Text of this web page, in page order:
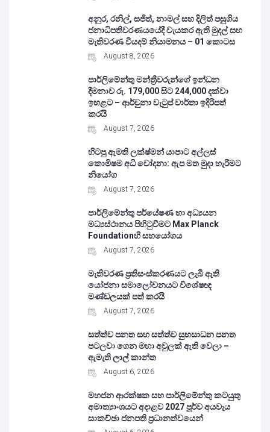
අනුර, රනිල්, සජිත්, නාමල් සහ දිලිත් පසුගිය
ජනාධිපතිවරණයයේදී වැයකර ඇති මුදල් සහ
මැතිවරණ වියදම් නියාමනය – 01 කොටස
August 8, 2026
පාර්ලිමේන්තු මන්ත්‍රීවරුන්ගේ ඉන්ධන
දීමනාව රු. 179,000 සිට 244,000 දක්වා
ඉහළට – ආර්චුනා වැටුප් වාර්තා ඉදිරිපත්
කරයි
August 7, 2026
හිටපු ඇමති ලක්ෂ්මන් යාපාට අල්ලස්
කොමිෂම අධි චෝදනා: ඇප මත මුදා හැරීමට
නියෝග
August 7, 2026
පාර්ලිමේන්තු පර්යේෂණ හා අධ්‍යයන
මධ්‍යස්ථානය පිහිටුවීමට Max Planck
Foundationහි සහයෝගය
August 7, 2026
මැතිවරණ ප්‍රතිසංස්කරණයට ලැබී ඇති
යෝජනා සමාලෝචනයට විශේෂඥ
මණ්ඩලයක් පත් කරයි
August 7, 2026
සත්ත්ව පනත සහ සත්ත්ව සුභසාධන පනත
පටලවා ගෙන මහා අවුලක් ඇති වෙලා –
ඇමැති ලාල් කාන්ත
August 6, 2026
මහජන ආරක්ෂක සහ පාර්ලිමේන්තු කටයුතු
අමාත්‍යාංශයට අදාළව 2027 පූර්ව අයවැය
සාකච්ඡා ජනපති ප්‍රධානත්වයෙන්